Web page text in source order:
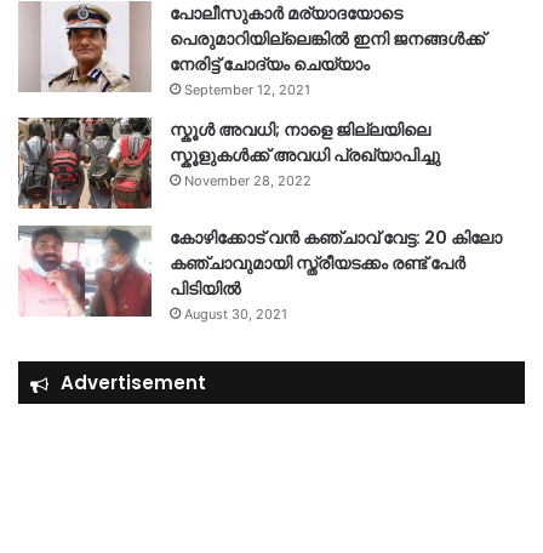
പോലീസുകാര്‍ മര്യാദയോടെ
പെരുമാറിയില്ലെങ്കില്‍ ഇനി ജനങ്ങള്‍ക്ക്
നേരിട്ട് ചോദ്യം ചെയ്യാം
September 12, 2021
സ്കൂൾ അവധി; നാളെ ജില്ലയിലെ
സ്കൂളുകൾക്ക് അവധി പ്രഖ്യാപിച്ചു
November 28, 2022
കോഴിക്കോട് വൻ കഞ്ചാവ് വേട്ട: 20 കിലോ
കഞ്ചാവുമായി സ്ത്രീയടക്കം രണ്ട് പേർ
പിടിയിൽ
August 30, 2021
Advertisement